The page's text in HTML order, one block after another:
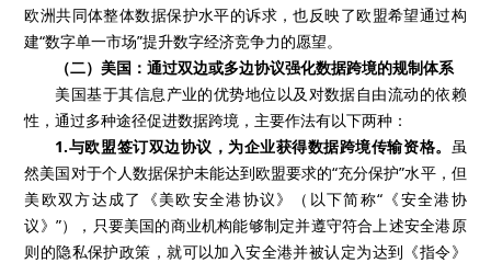
欧洲共同体整体数据保护水平的诉求，也反映了欧盟希望通过构
建“数字单一市场”提升数字经济竞争力的愿望。
（二）美国：通过双边或多边协议强化数据跨境的规制体系
美国基于其信息产业的优势地位以及对数据自由流动的依赖
性，通过多种途径促进数据跨境，主要作法有以下两种：
1.与欧盟签订双边协议，为企业获得数据跨境传输资格。 虽
然美国对于个人数据保护未能达到欧盟要求的“充分保护”水平，但
美欧双方达成了《美欧安全港协议》（以下简称“《安全港协
议》”），只要美国的商业机构能够制定并遵守符合上述安全港原
则的隐私保护政策，就可以加入安全港并被认定为达到《指令》